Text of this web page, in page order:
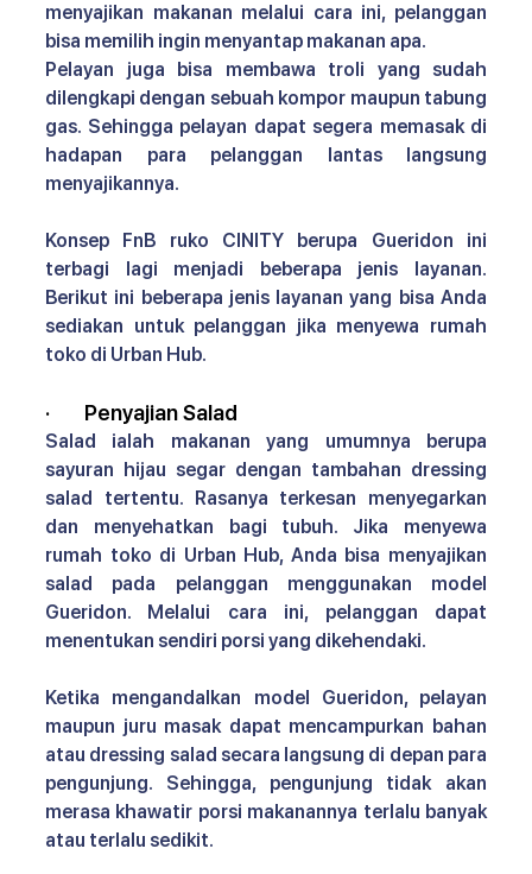
menyajikan makanan melalui cara ini, pelanggan
bisa memilih ingin menyantap makanan apa.
Pelayan juga bisa membawa troli yang sudah
dilengkapi dengan sebuah kompor maupun tabung
gas. Sehingga pelayan dapat segera memasak di
hadapan para pelanggan lantas langsung
menyajikannya.
Konsep FnB ruko CINITY berupa Gueridon ini
terbagi lagi menjadi beberapa jenis layanan.
Berikut ini beberapa jenis layanan yang bisa Anda
sediakan untuk pelanggan jika menyewa rumah
toko di Urban Hub.
· Penyajian Salad
Salad ialah makanan yang umumnya berupa
sayuran hijau segar dengan tambahan dressing
salad tertentu. Rasanya terkesan menyegarkan
dan menyehatkan bagi tubuh. Jika menyewa
rumah toko di Urban Hub, Anda bisa menyajikan
salad pada pelanggan menggunakan model
Gueridon. Melalui cara ini, pelanggan dapat
menentukan sendiri porsi yang dikehendaki.
Ketika mengandalkan model Gueridon, pelayan
maupun juru masak dapat mencampurkan bahan
atau dressing salad secara langsung di depan para
pengunjung. Sehingga, pengunjung tidak akan
merasa khawatir porsi makanannya terlalu banyak
atau terlalu sedikit.